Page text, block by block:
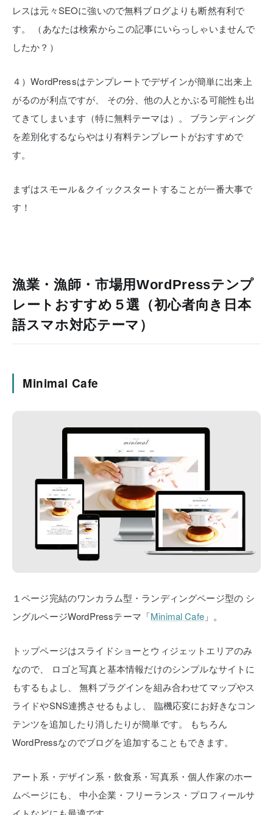
レスは元々SEOに強いので無料ブログよりも断然有利で
す。
（あなたは検索からこの記事にいらっしゃいませんで
したか？）
４）WordPressはテンプレートでデザインが簡単に出来上
がるのが利点ですが、
その分、他の人とかぶる可能性も出
てきてしまいます（特に無料テーマは）。
ブランディング
を差別化するならやはり有料テンプレートがおすすめで
す。
まずはスモール＆クイックスタートすることが一番大事で
す！
漁業・漁師・市場用WordPressテンプ
レートおすすめ５選（初心者向き日本
語スマホ対応テーマ）
Minimal Cafe
１ページ完結のワンカラム型・ランディングページ型の シ
ングルページWordPressテーマ「Minimal Cafe」。
トップページはスライドショーとウィジェットエリアのみ
なので、
ロゴと写真と基本情報だけのシンプルなサイトに
もするもよし、
無料プラグインを組み合わせてマップやス
ライドやSNS連携させるもよし、
臨機応変にお好きなコン
テンツを追加したり消したりが簡単です。
もちろん
WordPressなのでブログを追加することもできます。
アート系・デザイン系・飲食系・写真系・個人作家のホー
ムページにも、
中小企業・フリーランス・プロフィールサ